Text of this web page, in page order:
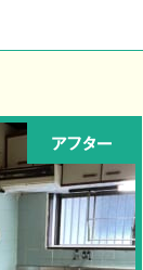
アフター